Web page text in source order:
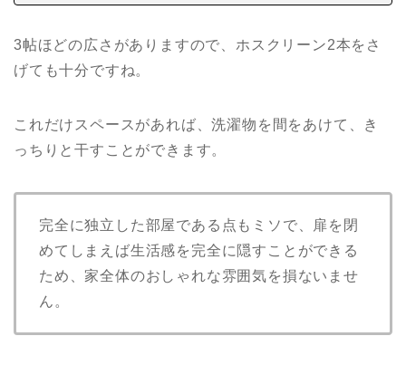
3帖ほどの広さがありますので、ホスクリーン2本をさ
げても十分ですね。
これだけスペースがあれば、洗濯物を間をあけて、き
っちりと干すことができます。
完全に独立した部屋である点もミソで、扉を閉
めてしまえば生活感を完全に隠すことができる
ため、家全体のおしゃれな雰囲気を損ないませ
ん。